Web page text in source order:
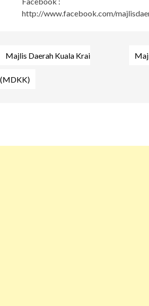
http://www.facebook.com/
Post
navigation
Majlis Daerah Kuala Krai
(MDKK)